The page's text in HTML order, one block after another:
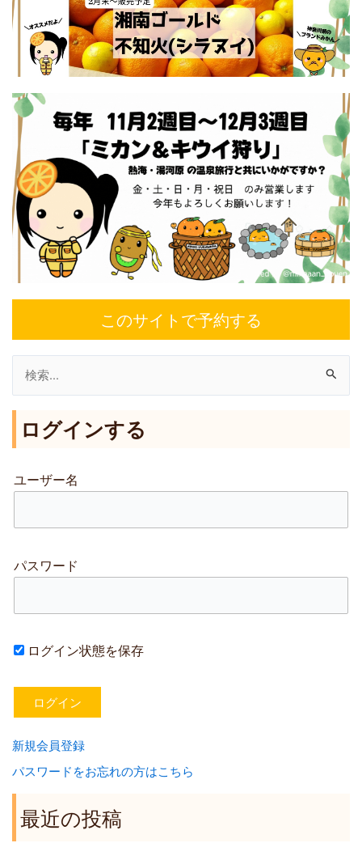
このサイトで予約する
索
象
ログインする
ユーザー名
パスワード
ログイン状態を保存
新規会員登録
パスワードをお忘れの方はこちら
最近の投稿